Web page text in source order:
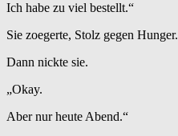
Ich habe zu viel bestellt.“
Sie zoegerte, Stolz gegen Hunger.
Dann nickte sie.
„Okay.
Aber nur heute Abend.“